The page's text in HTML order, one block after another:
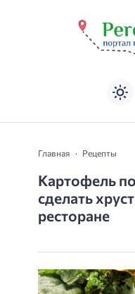
Главная Рецепты
Картофель
сделать
ресторане